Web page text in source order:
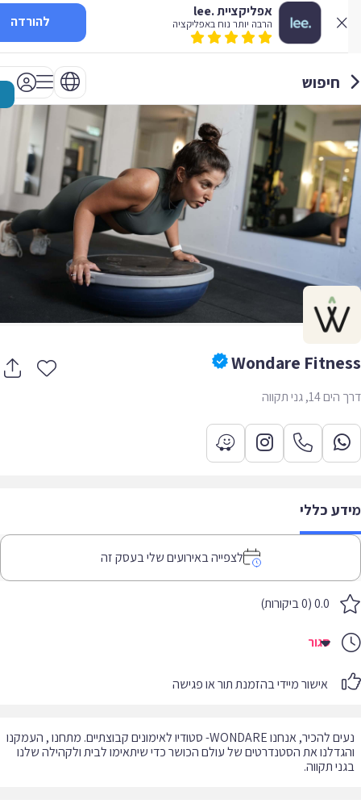
אפליקציית .lee
הרבה יותר נוח באפליקציה להורדה
חיפוש
Wondare
גני תקווה
כללי
לצפייה באירועים שלי בעסק זה
0.0 (0 ביקורות)
סגור
אישור מיידי בהזמנת תור או פגישה
נעים להכיר, אנחנו WONDARE- סטודיו לאימונים קבוצתיים. מתחנו , העמקנו
את הסטנדרטים של עולם הכושר כדי שיתאימו לבית ולקהילה שלנו
תקווה.